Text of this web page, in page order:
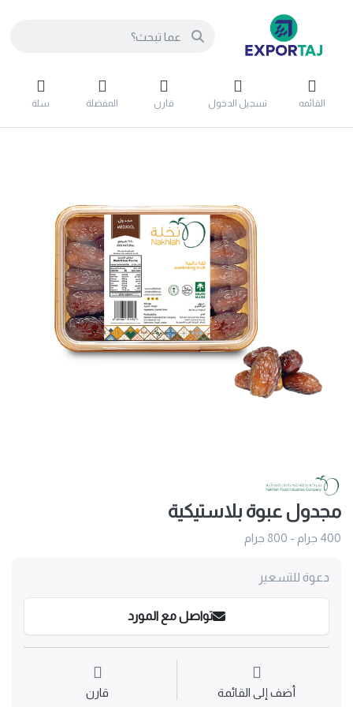
القائمه تسجيل الدخول قارن المفضلة سلة
مجدول عبوة بلاستيكية
400 جرام - 800 جرام
دعوة للتسعير
تواصل مع المورد
أضف إلى القائمة قارن